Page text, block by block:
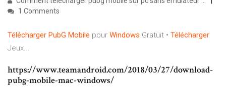
1 Comments
Télécharger PubG Mobile pour Windows Gratuit • Télécharger
Jeux...
https://www.teamandroid.com/2018/03/27/download-
pubg-mobile-mac-windows/